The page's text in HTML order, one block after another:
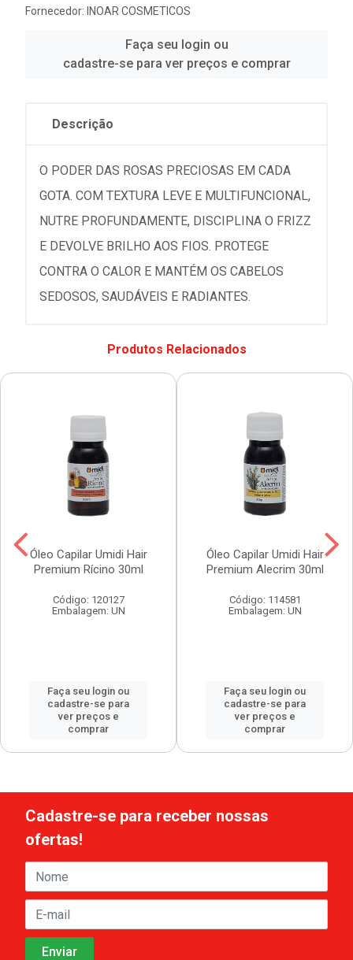
Fornecedor: INOAR COSMETICOS
Faça seu login ou
cadastre-se para ver preços e comprar
Descrição
O PODER DAS ROSAS PRECIOSAS EM CADA
GOTA. COM TEXTURA LEVE E MULTIFUNCIONAL,
NUTRE PROFUNDAMENTE, DISCIPLINA O FRIZZ
E DEVOLVE BRILHO AOS FIOS. PROTEGE
CONTRA O CALOR E MANTÉM OS CABELOS
SEDOSOS, SAUDÁVEIS E RADIANTES.
Produtos Relacionados
Óleo Capilar Umidi Hair
Premium Rícino 30ml
Código: 120127
Embalagem: UN
Faça seu login ou
cadastre-se para
ver preços e
comprar
Óleo Capilar Umidi Hair
Premium Alecrim 30ml
Código: 114581
Embalagem: UN
Faça seu login ou
cadastre-se para
ver preços e
comprar
Cadastre-se para receber nossas
ofertas!